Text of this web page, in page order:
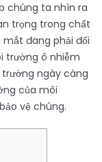
chúng ta nhìn ra
trọng trong chất
mắt đang phải đối
trường ô nhiễm
ngày càng
của môi
vệ chúng.